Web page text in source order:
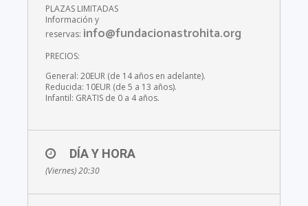
PLAZAS LIMITADAS
Información y
reservas: info@fundacionastrohita.org
PRECIOS:
General: 20EUR (de 14 años en adelante).
Reducida: 10EUR (de 5 a 13 años).
Infantil: GRATIS de 0 a 4 años.
DÍA Y HORA
(Viernes) 20:30